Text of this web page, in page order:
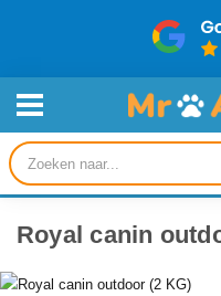
Producten
zoeken
Royal canin